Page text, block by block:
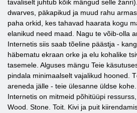
tavaliselt juhtub kõik mängud selle
dwarves, päkapikud ja muud rahu
paha orkid, kes tahavad haarata kogu
elanikud need maad. Nagu te võib-olla
Internetis siis saab tõeline päästja -
häbematu ekraan orke ja elu kohalike
tasemele. Alguses mängu Teie
pindala minimaalselt vajalikud hooned.
areneda jälle - teie ülesanne üldse
Internetis on mitmeid põhitüüpi
Wood. Stone. Toit. Kivi ja puit